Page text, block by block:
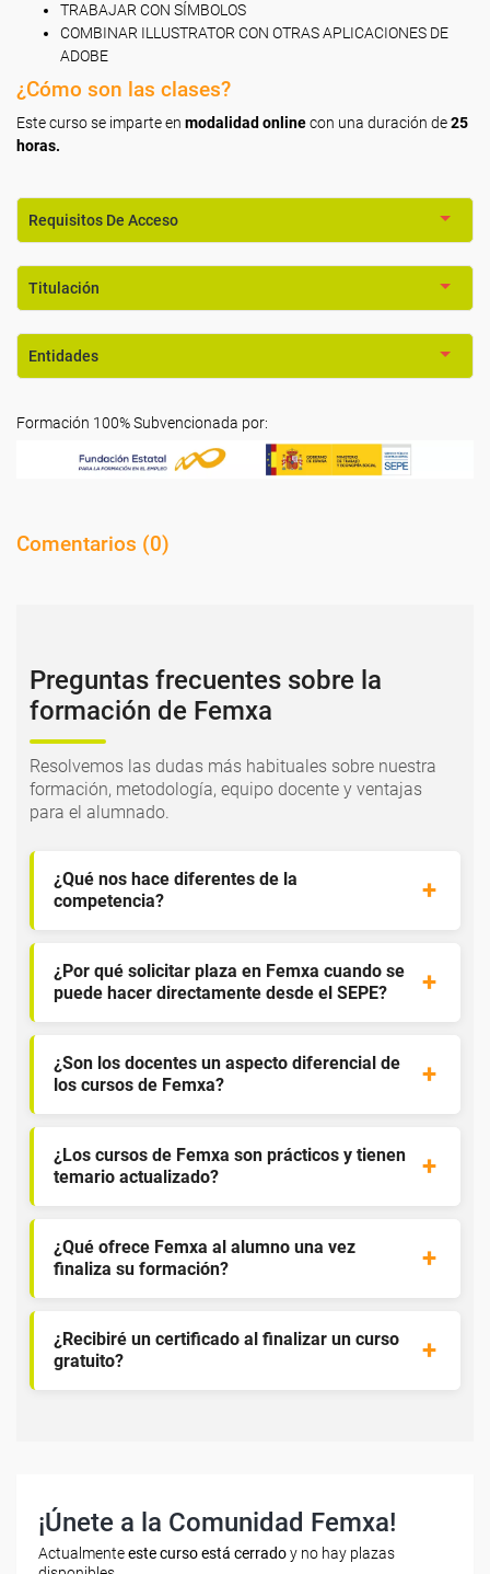
TRABAJAR CON SÍMBOLOS
COMBINAR ILLUSTRATOR CON OTRAS APLICACIONES DE
ADOBE
¿Cómo son las clases?
Este curso se imparte en modalidad onlinecon una duración de25
horas.
Requisitos De Acceso
Titulación
Entidades
Formación 100% Subvencionada por:
Comentarios (0)
Preguntas frecuentes sobre la
formación de Femxa
Resolvemos las dudas más habituales sobre nuestra
formación, metodología, equipo docente y ventajas
para el alumnado.
¿Qué nos hace diferentes de la
competencia?
¿Por qué solicitar plaza en Femxa cuando se
puede hacer directamente desde el SEPE?
¿Son los docentes un aspecto diferencial de
los cursos de Femxa?
¿Los cursos de Femxa son prácticos y tienen
temario actualizado?
¿Qué ofrece Femxa al alumno una vez
finaliza su formación?
¿Recibiré un certificado al finalizar un curso
gratuito?
¡Únete a la Comunidad Femxa!
Actualmenteeste curso está cerradoy no hay plazas